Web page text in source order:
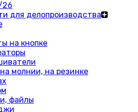
для делопроизводства
на кнопке
молнии, на резинке
файлы